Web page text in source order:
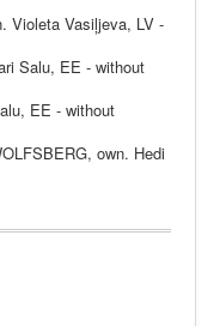
Violeta Vasiļjeva, LV -
Salu, EE - without
EE - without
own. Hedi